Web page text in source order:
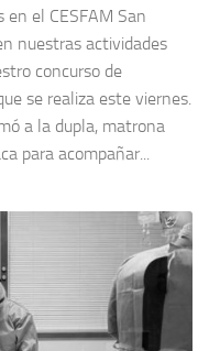
el CESFAM San
nuestras actividades
concurso de
se realiza este viernes.
a la dupla, matrona
para acompañar...